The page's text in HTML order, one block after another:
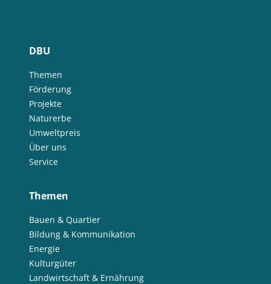
DBU
Themen
Förderung
Projekte
Naturerbe
Umweltpreis
Über uns
Service
Themen
Bauen & Quartier
Bildung & Kommunikation
Energie
Kulturgüter
Landwirtschaft & Ernährung